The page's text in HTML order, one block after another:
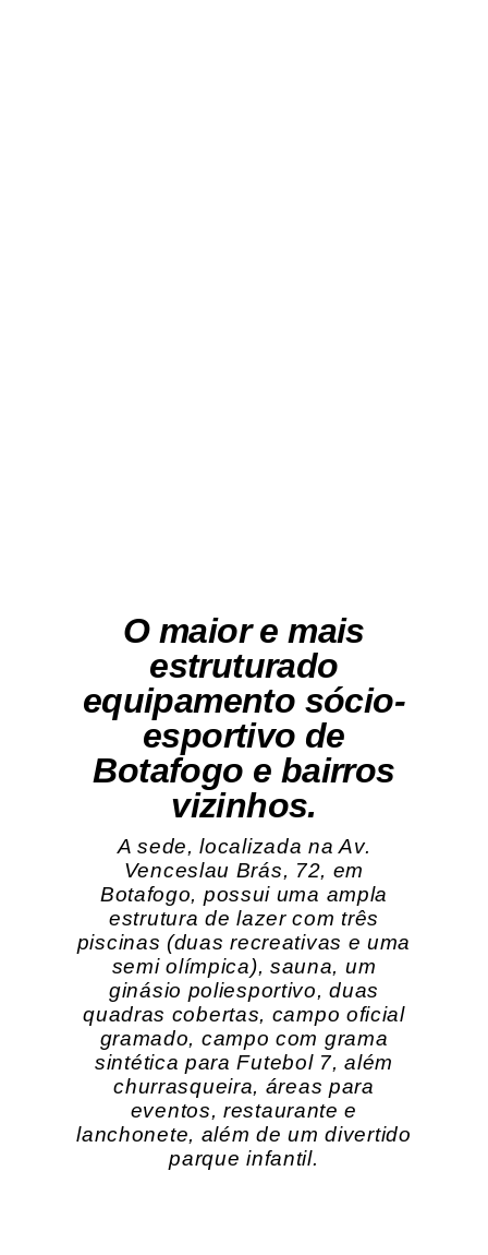
O maior e mais
estruturado
equipamento sócio-
esportivo de
Botafogo e bairros
vizinhos.
A sede, localizada na Av.
Venceslau Brás, 72, em
Botafogo, possui uma ampla
estrutura de lazer com três
piscinas (duas recreativas e uma
semi olímpica), sauna, um
ginásio poliesportivo, duas
quadras cobertas, campo oficial
gramado, campo com grama
sintética para Futebol 7, além
churrasqueira, áreas para
eventos, restaurante e
lanchonete, além de um divertido
parque infantil.